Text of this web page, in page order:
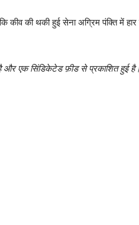
कीव की थकी हुई सेना अग्रिम पंक्ति में
है और एक सिंडिकेटेड फ़ीड से प्रकाशित हुई